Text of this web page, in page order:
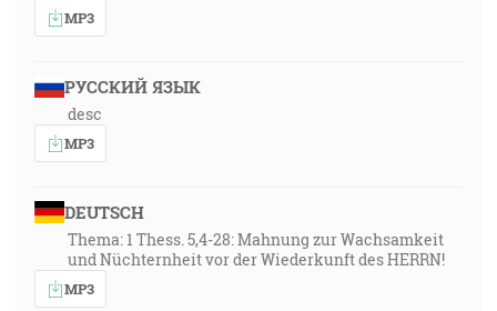
MP3
РУССКИЙ ЯЗЫК
desc
MP3
DEUTSCH
Thema: 1 Thess. 5,4-28: Mahnung zur Wachsamkeit
und Nüchternheit vor der Wiederkunft des HERRN!
MP3